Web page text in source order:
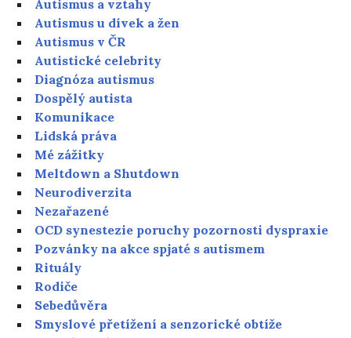
Autismus a vztahy
Autismus u dívek a žen
Autismus v ČR
Autistické celebrity
Diagnóza autismus
Dospělý autista
Komunikace
Lidská práva
Mé zážitky
Meltdown a Shutdown
Neurodiverzita
Nezařazené
OCD synestezie poruchy pozornosti dyspraxie
Pozvánky na akce spjaté s autismem
Rituály
Rodiče
Sebedůvěra
Smyslové přetížení a senzorické obtíže